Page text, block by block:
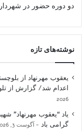
دو دوره حضور در
نوشته‌های تازه
یعقوب مهرنهاد از
اعدام شد/ گزارش از
2026
یاد “یعقوب مهرنهاد”
گرامی باد
آگوست 3, 2026